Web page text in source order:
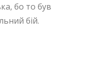
бо то був
бій.